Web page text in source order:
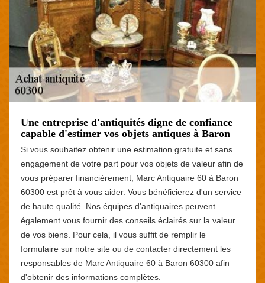
Une entreprise d'antiquités digne de confiance
capable d'estimer vos objets antiques à Baron
Si vous souhaitez obtenir une estimation gratuite et sans
engagement de votre part pour vos objets de valeur afin de
vous préparer financièrement, Marc Antiquaire 60 à Baron
60300 est prêt à vous aider. Vous bénéficierez d'un service
de haute qualité. Nos équipes d'antiquaires peuvent
également vous fournir des conseils éclairés sur la valeur
de vos biens. Pour cela, il vous suffit de remplir le
formulaire sur notre site ou de contacter directement les
responsables de Marc Antiquaire 60 à Baron 60300 afin
d'obtenir des informations complètes.